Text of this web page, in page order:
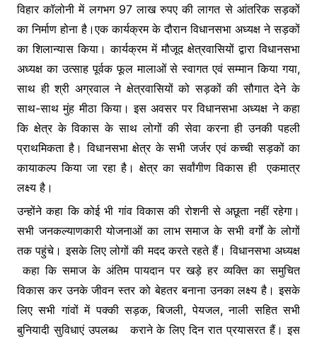
विहार कॉलोनी में लगभग 97 लाख रुपए की लागत से आंतरिक सड़कों
का निर्माण होना है।एक कार्यक्रम के दौरान विधानसभा अध्यक्ष ने सड़कों
का शिलान्यास किया। कार्यक्रम में मौजूद क्षेत्रवासियों द्वारा विधानसभा
अध्यक्ष का उत्साह पूर्वक फूल मालाओं से स्वागत एवं सम्मान किया गया,
साथ ही श्री अग्रवाल ने क्षेत्रवासियों को सड़कों की सौगात देने के
साथ-साथ मुंह मीठा किया। इस अवसर पर विधानसभा अध्यक्ष ने कहा
कि क्षेत्र के विकास के साथ लोगों की सेवा करना ही उनकी पहली
प्राथमिकता है। विधानसभा क्षेत्र के सभी जर्जर एवं कच्ची सड़कों का
कायाकल्प किया जा रहा है। क्षेत्र का सर्वांगीण विकास ही एकमात्र
लक्ष्य है।
उन्होंने कहा कि कोई भी गांव विकास की रोशनी से अछूता नहीं रहेगा।
सभी जनकल्याणकारी योजनाओं का लाभ समाज के सभी वर्गों के लोगों
तक पहुंचे। इसके लिए लोगों की मदद करते रहते हैं। विधानसभा अध्यक्ष
कहा कि समाज के अंतिम पायदान पर खड़े हर व्यक्ति का समुचित
विकास कर उनके जीवन स्तर को बेहतर बनाना उनका लक्ष्य है। इसके
लिए सभी गांवों में पक्की सड़क, बिजली, पेयजल, नाली सहित सभी
बुनियादी सुविधाएं उपलब्ध कराने के लिए दिन रात प्रयासरत हैं। इस